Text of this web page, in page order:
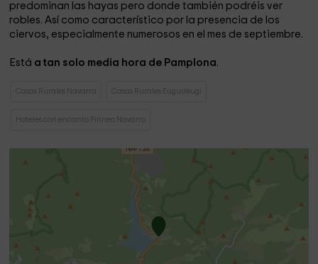
predominan las hayas pero donde también podréis ver
robles. Así como característico por la presencia de los
ciervos, especialmente numerosos en el mes de septiembre.
Está a tan solo media hora de Pamplona.
Casas Rurales Navarra Casas Rurales Eugui/eugi
Hoteles con encanto Pirineo Navarro